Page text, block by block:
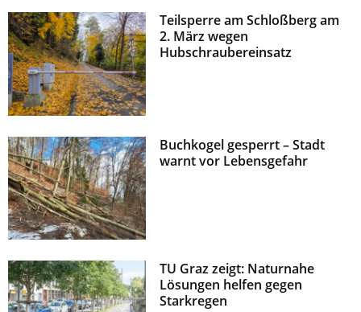
Teilsperre am Schloßberg am
2. März wegen
Hubschraubereinsatz
Buchkogel gesperrt – Stadt
warnt vor Lebensgefahr
TU Graz zeigt: Naturnahe
Lösungen helfen gegen
Starkregen